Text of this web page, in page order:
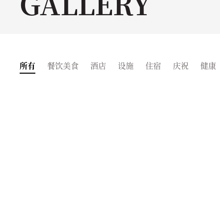
所有 餐饮美食 酒店 设施 住宿 庆祝 健康